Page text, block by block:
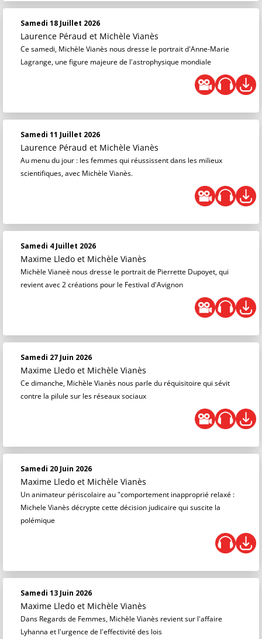
Samedi 18 Juillet 2026
Laurence Péraud et Michèle Vianès
Ce samedi, Michèle Vianès nous dresse le portrait d'Anne-Marie
Lagrange, une figure majeure de l'astrophysique mondiale
Samedi 11 Juillet 2026
Laurence Péraud et Michèle Vianès
Au menu du jour : les femmes qui réussissent dans les milieux
scientifiques, avec Michèle Vianès.
Samedi 4 Juillet 2026
Maxime Lledo et Michèle Vianès
Michèle Vianeè nous dresse le portrait de Pierrette Dupoyet, qui
revient avec 2 créations pour le Festival d'Avignon
Samedi 27 Juin 2026
Maxime Lledo et Michèle Vianès
Ce dimanche, Michèle Vianès nous parle du réquisitoire qui sévit
contre la pilule sur les réseaux sociaux
Samedi 20 Juin 2026
Maxime Lledo et Michèle Vianès
Un animateur périscolaire au "comportement inapproprié relaxé :
Michele Vianès décrypte cette décision judicaire qui suscite la
polémique
Samedi 13 Juin 2026
Maxime Lledo et Michèle Vianès
Dans Regards de Femmes, Michèle Vianès revient sur l'affaire
Lyhanna et l'urgence de l'effectivité des lois